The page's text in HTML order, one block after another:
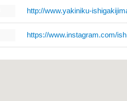
http://www.yakiniku-
https://www.instagram.com/